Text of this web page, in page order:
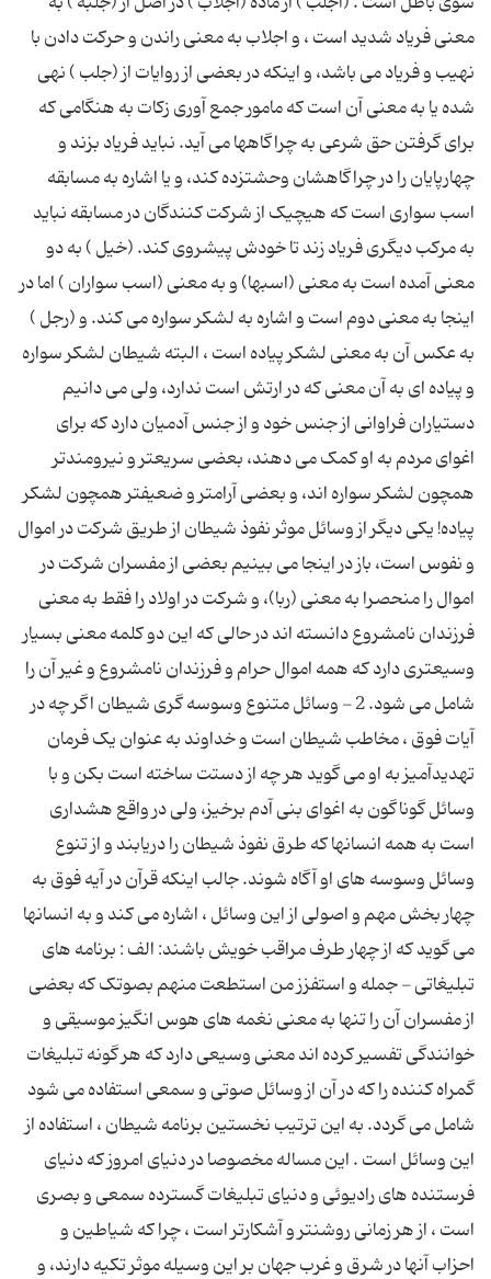
معنى فریاد شدید است ، و اجلاب به معنى راندن و حرکت دادن با
نهیب و فریاد مى باشد، و اینکه در بعضى از روایات از (جلب ) نهى
شده یا به معنى آن است که مامور جمع آورى زکات به هنگامى که
براى گرفتن حق شرعى به چراگاهها مى آید. نباید فریاد بزند و
چهارپایان را در چراگاهشان وحشتزده کند، و یا اشاره به مسابقه
اسب سوارى است که هیچیک از شرکت کنندگان در مسابقه نباید
به مرکب دیگرى فریاد زند تا خودش پیشروى کند. (خیل ) به دو
معنى آمده است به معنى (اسبها) و به معنى (اسب سواران ) اما در
اینجا به معنى دوم است و اشاره به لشکر سواره مى کند. و (رجل )
به عکس آن به معنى لشکر پیاده است ، البته شیطان لشکر سواره
و پیاده اى به آن معنى که در ارتش است ندارد، ولى مى دانیم
دستیاران فراوانى از جنس خود و از جنس آدمیان دارد که براى
اغواى مردم به او کمک مى دهند، بعضى سریعتر و نیرومندتر
همچون لشکر سواره اند، و بعضى آرامتر و ضعیفتر همچون لشکر
پیاده! یکى دیگر از وسائل موثر نفوذ شیطان از طریق شرکت در اموال
و نفوس است، باز در اینجا مى بینیم بعضى از مفسران شرکت در
اموال را منحصرا به معنى (ربا)، و شرکت در اولاد را فقط به معنى
فرزندان نامشروع دانسته اند در حالى که این دو کلمه معنى بسیار
وسیعترى دارد که همه اموال حرام و فرزندان نامشروع و غیر آن را
شامل مى شود. 2 - وسائل متنوع وسوسه گرى شیطان اگر چه در
آیات فوق ، مخاطب شیطان است و خداوند به عنوان یک فرمان
تهدیدآمیز به او مى گوید هر چه از دستت ساخته است بکن و با
وسائل گوناگون به اغواى بنى آدم برخیز، ولى در واقع هشدارى
است به همه انسانها که طرق نفوذ شیطان را دریابند و از تنوع
وسائل وسوسه هاى او آگاه شوند. جالب اینکه قرآن در آیه فوق به
چهار بخش مهم و اصولى از این وسائل ، اشاره مى کند و به انسانها
مى گوید که از چهار طرف مراقب خویش باشند: الف : برنامه هاى
تبلیغاتى - جمله و استفزز من استطعت منهم بصوتک که بعضى
از مفسران آن را تنها به معنى نغمه هاى هوس انگیز موسیقى و
خوانندگى تفسیر کرده اند معنى وسیعى دارد که هر گونه تبلیغات
گمراه کننده را که در آن از وسائل صوتى و سمعى استفاده مى شود
شامل مى گردد. به این ترتیب نخستین برنامه شیطان ، استفاده از
این وسائل است . این مساله مخصوصا در دنیاى امروز که دنیاى
فرستنده هاى رادیوئى و دنیاى تبلیغات گسترده سمعى و بصرى
است ، از هر زمانى روشنتر و آشکارتر است ، چرا که شیاطین و
احزاب آنها در شرق و غرب جهان بر این وسیله موثر تکیه دارند، و